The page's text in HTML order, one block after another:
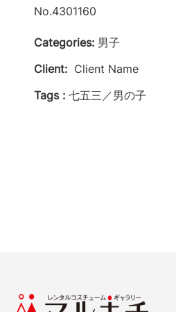
No.4301160
Categories: 男子
Client: Client Name
Tags : 七五三／男の子